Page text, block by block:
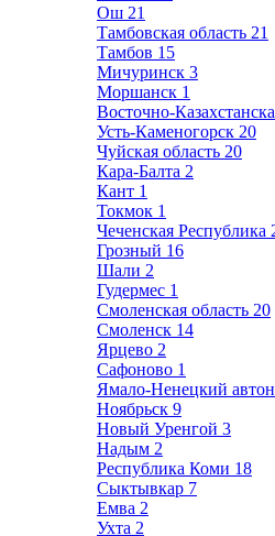
Ош 21
Тамбовская область 21
Тамбов 15
Мичуринск 3
Моршанск 1
Восточно-
Усть-Каменогорск 20
Чуйская область 20
Кара-Балта 2
Кант 1
Токмок 1
Чеченская Республика
Грозный 16
Шали 2
Гудермес 1
Смоленская область 20
Смоленск 14
Ярцево 2
Сафоново 1
Ямало-Ненецкий
Ноябрьск 9
Новый Уренгой 3
Надым 2
Республика Коми 18
Сыктывкар 7
Емва 2
Ухта 2